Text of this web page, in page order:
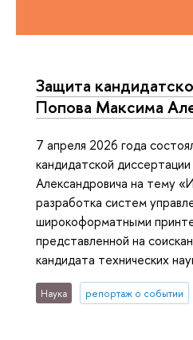
Защита
Попова Максима
7 апреля 2026 года
кандидатской
Александровича на тему
разработка систем
широкоформатными
представленной на
кандидата технических
Наука репортаж о событии